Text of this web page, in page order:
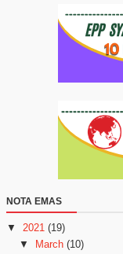
NOTA EMAS
▼ 2021 (19)
▼
March (10)